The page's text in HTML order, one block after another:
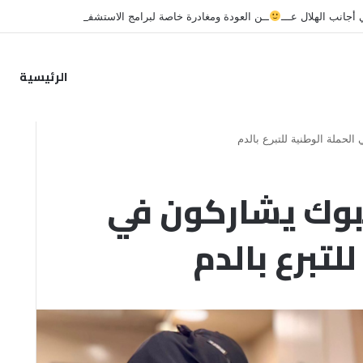
الهلال عـــ ــن العودة ومغادرة خاصة لبرامج الاستشفاء والتأهيل
الرئيسية
الوطنية للتبرع بالدم
يشاركون في
بالدم